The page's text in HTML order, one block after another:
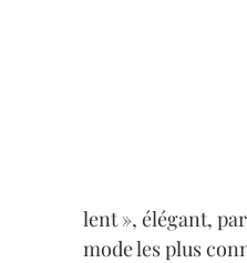
lent », élégant,
mode les plus